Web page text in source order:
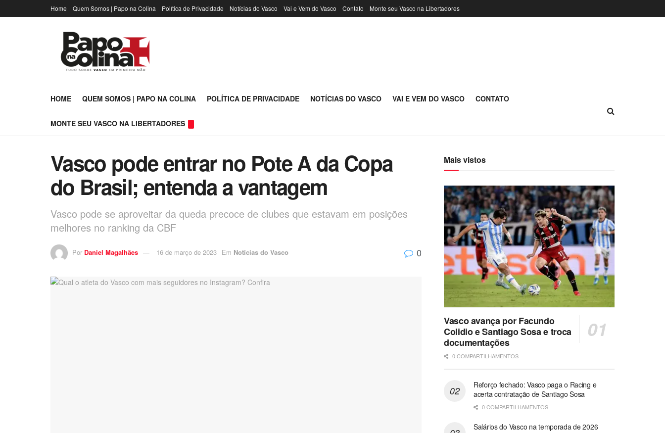
Home Quem Somos | Papo na Colina Política de Privacidade Notícias do Vasco Vai e Vem do Vasco Contato Monte seu Vasco na Libertadores
HOME QUEM SOMOS | PAPO NA COLINA POLÍTICA DE PRIVACIDADE NOTÍCIAS DO VASCO VAI E VEM DO VASCO CONTATO
MONTE SEU VASCO NA LIBERTADORES
Vasco pode entrar no Pote A da Copa
do Brasil; entenda a vantagem
Vasco pode se aproveitar da queda precoce de clubes que estavam em posições
melhores no ranking da CBF
Por Daniel Magalhães 16 de março de 2023 Em Notícias do Vasco 0
Mais vistos
Vasco avança por Facundo
Colidio e Santiago Sosa e troca
documentações
0 COMPARTILHAMENTOS
Reforço fechado: Vasco paga o Racing e
acerta contratação de Santiago Sosa
0 COMPARTILHAMENTOS
Salários do Vasco na temporada de 2026